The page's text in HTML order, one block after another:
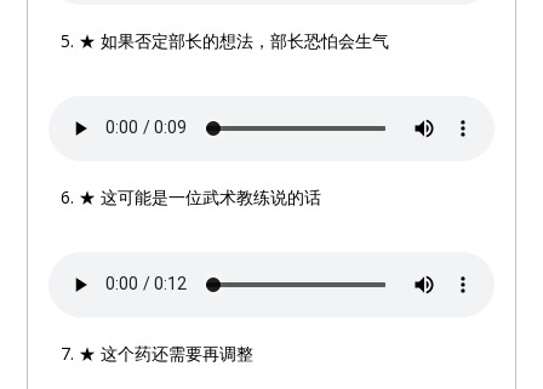
★ 如果否定部长的想法，部长恐怕会生气
★ 这可能是一位武术教练说的话
★ 这个药还需要再调整